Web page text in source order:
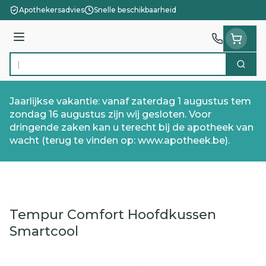
Ga naar de inhoud
Apothekersadvies Snelle beschikbaarheid
Menu
Product, merk, categorie... Zoek
Jaarlijkse vakantie: vanaf zaterdag 1 augustus tem
zondag 16 augustus zijn wij gesloten. Voor
dringende zaken kan u terecht bij de apotheek van
wacht (terug te vinden op: www.apotheek.be).
Tempur Comfort Hoofdkussen
Smartcool